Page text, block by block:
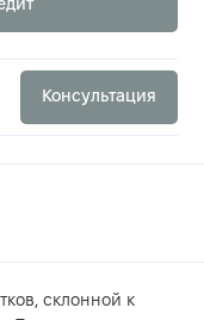
склонной к
Консультация